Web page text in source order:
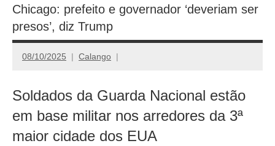
Chicago: prefeito e governador ‘deveriam ser
presos’, diz Trump
08/10/2025 Calango
Soldados da Guarda Nacional estão
em base militar nos arredores da 3ª
maior cidade dos EUA